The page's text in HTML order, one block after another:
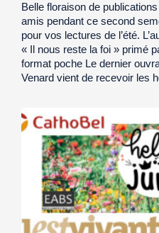
Belle floraison de
amis pendant ce second
pour vos lectures de l’été.
« Il nous reste la foi » primé
format poche Le dernier
Venard vient de recevoir les